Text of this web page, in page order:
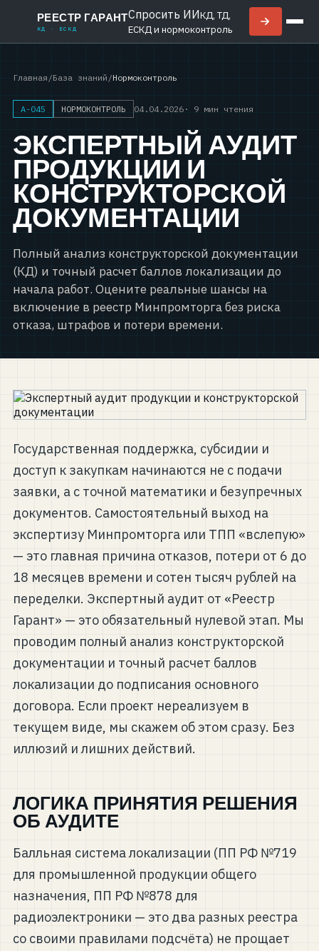
РЕЕСТР ГАРАНТ
КД · ЕСКД
Спросить ИИКД, ТД,
ЕСКД и нормоконтроль
ДОПОЛНИТЕЛЬНО
Блог
О компании
СВЯЗАТЬСЯ С БЮРО
+7 920-898-17-18
Подать заявку
Главная /База знаний /Нормоконтроль
A-045 НОРМОКОНТРОЛЬ 04.04.2026 · 9 мин чтения
ЭКСПЕРТНЫЙ АУДИТ
ПРОДУКЦИИ И
КОНСТРУКТОРСКОЙ
ДОКУМЕНТАЦИИ
Полный анализ конструкторской документации
(КД) и точный расчет баллов локализации до
начала работ. Оцените реальные шансы на
включение в реестр Минпромторга без риска
отказа, штрафов и потери времени.
Государственная поддержка, субсидии и
доступ к закупкам начинаются не с подачи
заявки, а с точной математики и безупречных
документов. Самостоятельный выход на
экспертизу Минпромторга или ТПП «вслепую»
— это главная причина отказов, потери от 6 до
18 месяцев времени и сотен тысяч рублей на
переделки. Экспертный аудит от «Реестр
Гарант» — это обязательный нулевой этап. Мы
проводим полный анализ конструкторской
документации и точный расчет баллов
локализации до подписания основного
договора. Если проект нереализуем в
текущем виде, мы скажем об этом сразу. Без
иллюзий и лишних действий.
ЛОГИКА ПРИНЯТИЯ РЕШЕНИЯ
ОБ АУДИТЕ
Балльная система локализации (ПП РФ №719
для промышленной продукции общего
назначения, ПП РФ №878 для
радиоэлектроники — это два разных реестра
со своими правилами подсчёта) не прощает